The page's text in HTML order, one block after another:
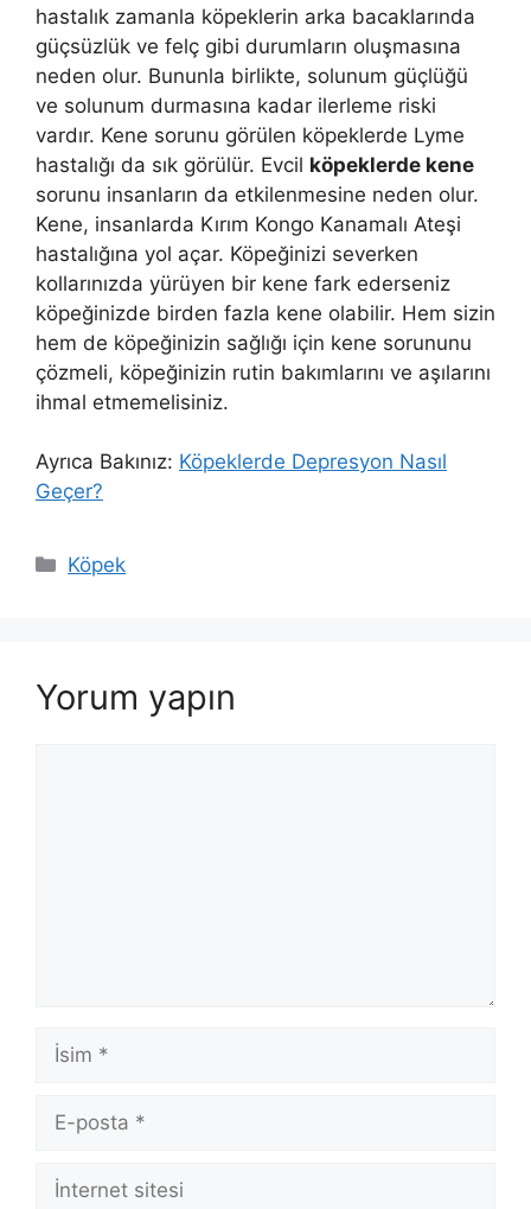
hastalık zamanla köpeklerin arka bacaklarında
güçsüzlük ve felç gibi durumların oluşmasına
neden olur. Bununla birlikte, solunum güçlüğü
ve solunum durmasına kadar ilerleme riski
vardır. Kene sorunu görülen köpeklerde Lyme
hastalığı da sık görülür. Evcil köpeklerde kene
sorunu insanların da etkilenmesine neden olur.
Kene, insanlarda Kırım Kongo Kanamalı Ateşi
hastalığına yol açar. Köpeğinizi severken
kollarınızda yürüyen bir kene fark ederseniz
köpeğinizde birden fazla kene olabilir. Hem sizin
hem de köpeğinizin sağlığı için kene sorununu
çözmeli, köpeğinizin rutin bakımlarını ve aşılarını
ihmal etmemelisiniz.
Ayrıca Bakınız: Köpeklerde Depresyon Nasıl
Geçer?
Kategoriler
Köpek
Yorum yapın
İsim
posta
İnternet